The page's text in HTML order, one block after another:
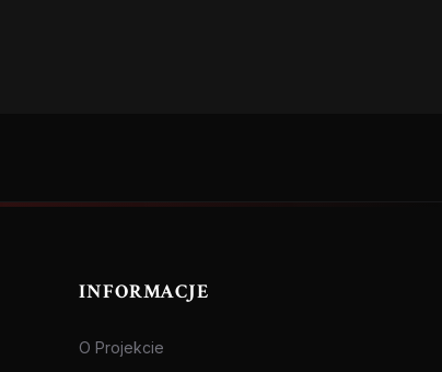
INFORMACJE
O Projekcie